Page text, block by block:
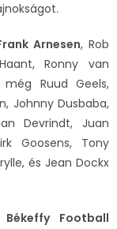
Arnesen, Rob
Ronny van
Ruud Geels,
Johnny Dusbaba,
Devrindt, Juan
Goosens, Tony
és Jean Dockx
Békeffy Football